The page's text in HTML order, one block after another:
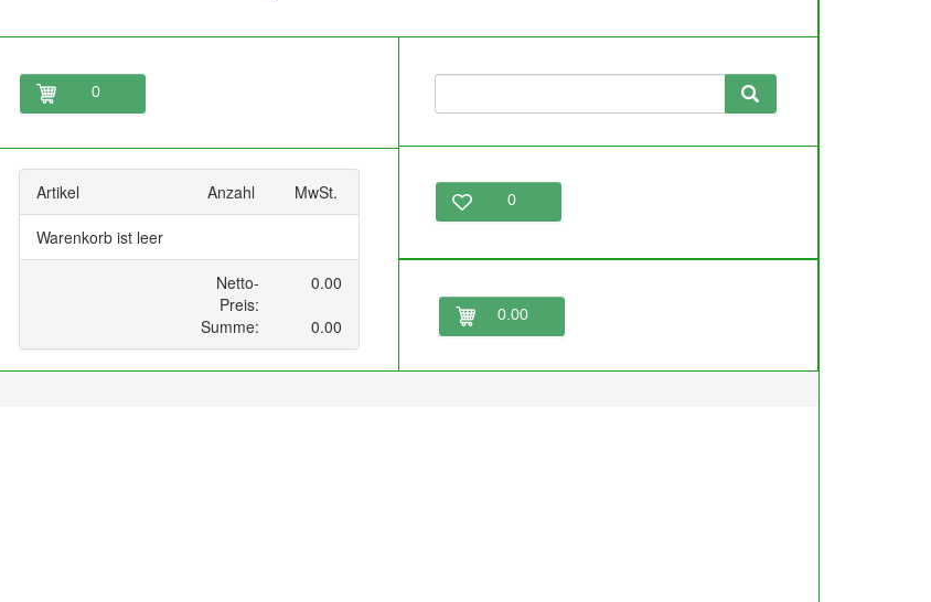
0
0
0.00